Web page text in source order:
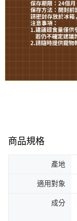
商品規格
產地
適用對象
成分